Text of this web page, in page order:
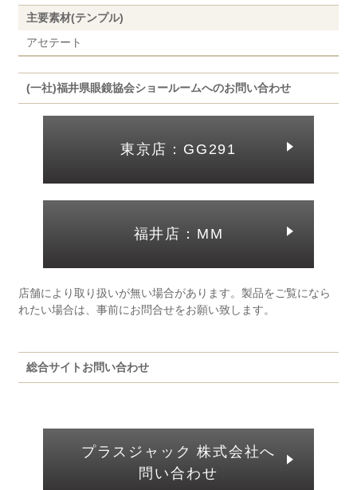
主要素材(テンプル)
アセテート
(一社)福井県眼鏡協会ショールームへのお問い合わせ
東京店：GG291
福井店：MM
店舗により取り扱いが無い場合があります。製品をご覧になら
れたい場合は、事前にお問合せをお願い致します。
総合サイトお問い合わせ
プラスジャック 株式会社へ
問い合わせ